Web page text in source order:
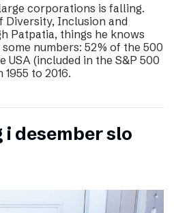
corporations is falling.
Diversity, Inclusion and
Patpatia, things he knows
some numbers: 52% of the 500
USA (included in the S&P 500
to 2016.
desember slo